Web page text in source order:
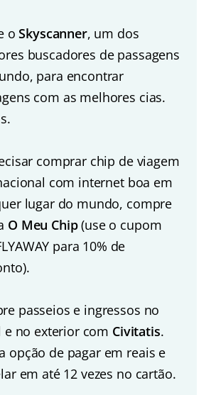
oSkyscanner, um dos
buscadores de passagens
para encontrar
com as melhores cias.
comprar chip de viagem
com internet boa em
lugar do mundo, compre
O Meu Chip(use o cupom
para 10% de
passeios e ingressos no
e no exterior com Civitatis.
opção de pagar em reais e
em até 12 vezes no cartão.